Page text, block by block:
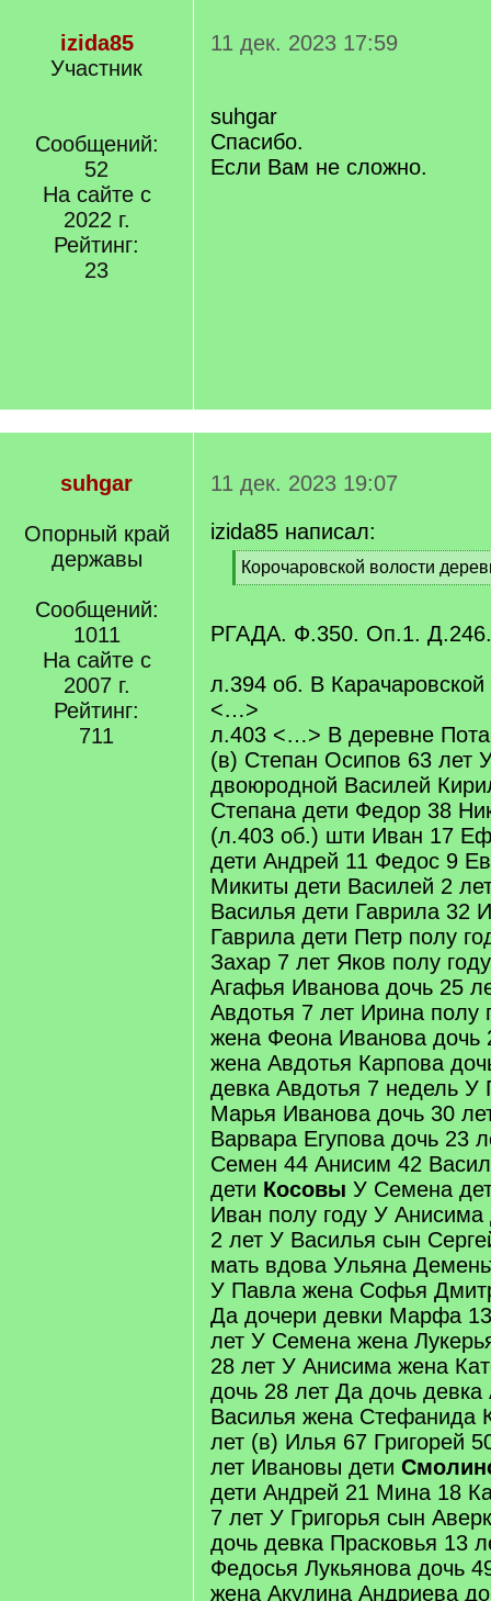
izida85
Участник
Сообщений:
52
На сайте с
2022 г.
Рейтинг:
23
11 дек. 2023 17:59
suhgar
Спасибо.
Если Вам не сложно.
suhgar
Опорный край
державы
Сообщений:
1011
На сайте с
2007 г.
Рейтинг:
711
11 дек. 2023 19:07
izida85 написал:
[
q
Корочаровской волости
[
q
РГАДА. Ф.350. Оп.1. Д.246.
л.394 об. В Карачаровской
<…>
л.403 <…> В деревне
(в) Степан Осипов 63 лет
двоюродной Василей
Степана дети Федор 38
(л.403 об.) шти Иван 17
дети Андрей 11 Федос 9
Микиты дети Василей 2
Василья дети Гаврила 32
Гаврила дети Петр полу
Захар 7 лет Яков полу
Агафья Иванова дочь 25
Авдотья 7 лет Ирина полу
жена Феона Иванова дочь
жена Авдотья Карпова
девка Авдотья 7 недель У
Марья Иванова дочь 30
Варвара Егупова дочь 23
Семен 44 Анисим 42
дети Косовы У Семена
Иван полу году У
2 лет У Василья сын
мать вдова Ульяна
У Павла жена Софья
Да дочери девки Марфа
лет У Семена жена
28 лет У Анисима жена
дочь 28 лет Да дочь
Василья жена Стефанида
лет (в) Илья 67 Григорей
лет Ивановы дети
дети Андрей 21 Мина 18
7 лет У Григорья сын
дочь девка Прасковья 13
Федосья Лукьянова дочь
жена Акулина Андриева